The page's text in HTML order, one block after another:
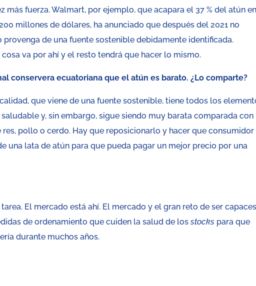
más fuerza. Walmart, por ejemplo, que acapara el 37 % del atún
millones de dólares, ha anunciado que después del 2021 no
de una fuente sostenible debidamente identificada.
va por ahí y el resto tendrá que hacer lo mismo.
conservera ecuatoriana que el atún es barato. ¿Lo comparte?
que viene de una fuente sostenible, tiene todos los
y, sin embargo, sigue siendo muy barata comparada con
pollo o cerdo. Hay que reposicionarlo y hacer que consumidor
una lata de atún para que pueda pagar un mejor precio por una
El mercado está ahí. El mercado y el gran reto de ser
de ordenamiento que cuiden la salud de losstocks para que
durante muchos años.